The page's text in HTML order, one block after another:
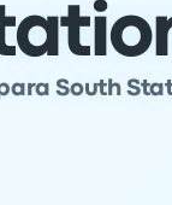
South